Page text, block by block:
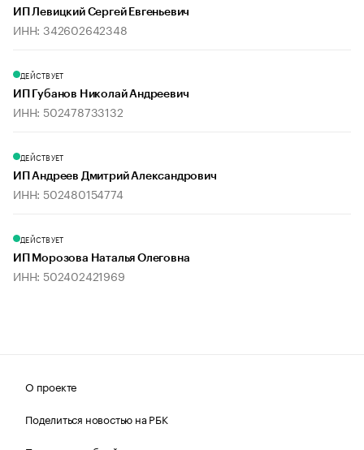
ИП Левицкий Сергей Евгеньевич
ИНН: 342602642348
ДЕЙСТВУЕТ
ИП Губанов Николай Андреевич
ИНН: 502478733132
ДЕЙСТВУЕТ
ИП Андреев Дмитрий Александрович
ИНН: 502480154774
ДЕЙСТВУЕТ
ИП Морозова Наталья Олеговна
ИНН: 502402421969
О проекте
Поделиться новостью на РБК